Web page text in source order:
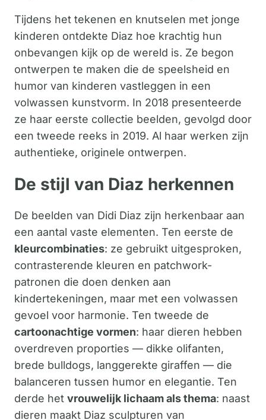
Tijdens het tekenen en knutselen met jonge
kinderen ontdekte Diaz hoe krachtig hun
onbevangen kijk op de wereld is. Ze begon
ontwerpen te maken die de speelsheid en
humor van kinderen vastleggen in een
volwassen kunstvorm. In 2018 presenteerde
ze haar eerste collectie beelden, gevolgd door
een tweede reeks in 2019. Al haar werken zijn
authentieke, originele ontwerpen.
De stijl van Diaz herkennen
De beelden van Didi Diaz zijn herkenbaar aan
een aantal vaste elementen. Ten eerste de
kleurcombinaties: ze gebruikt uitgesproken,
contrasterende kleuren en patchwork-
patronen die doen denken aan
kindertekeningen, maar met een volwassen
gevoel voor harmonie. Ten tweede de
cartoonachtige vormen: haar dieren hebben
overdreven proporties — dikke olifanten,
brede bulldogs, langgerekte giraffen — die
balanceren tussen humor en elegantie. Ten
derde het vrouwelijk lichaam als thema: naast
dieren maakt Diaz sculpturen van